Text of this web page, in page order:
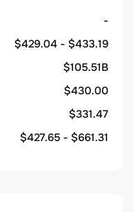
-
$429.04 - $433.19
$105.51B
$430.00
$331.47
$427.65 - $661.31